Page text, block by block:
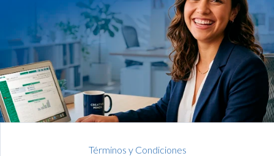
Términos y Condiciones